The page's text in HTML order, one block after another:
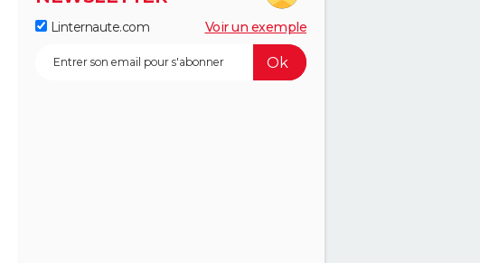
Linternaute.com Voir un exemple